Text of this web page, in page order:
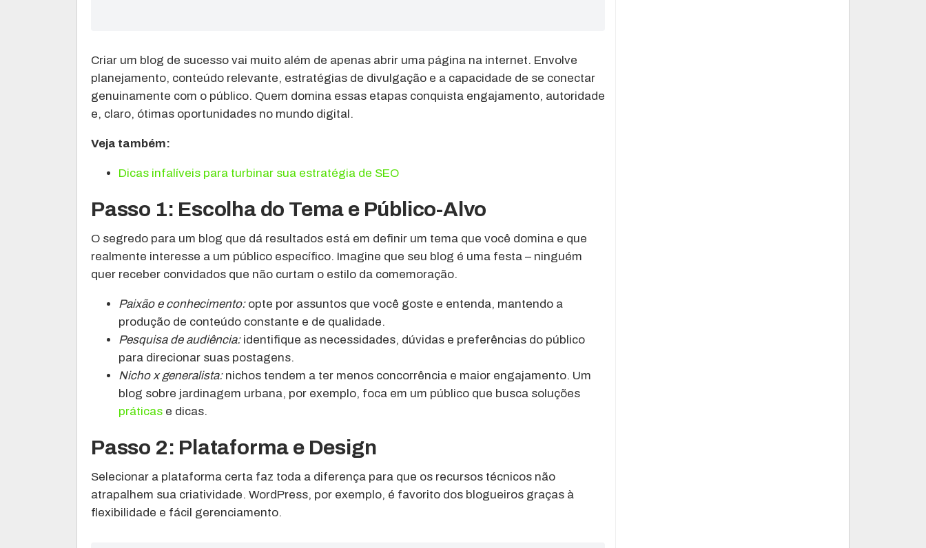
Criar um blog de sucesso vai muito além de apenas abrir uma página na internet. Envolve
planejamento, conteúdo relevante, estratégias de divulgação e a capacidade de se conectar
genuinamente com o público. Quem domina essas etapas conquista engajamento, autoridade
e, claro, ótimas oportunidades no mundo digital.
Veja também:
Dicas infalíveis para turbinar sua estratégia de SEO
Passo 1: Escolha do Tema e Público-Alvo
O segredo para um blog que dá resultados está em definir um tema que você domina e que
realmente interesse a um público específico. Imagine que seu blog é uma festa – ninguém
quer receber convidados que não curtam o estilo da comemoração.
Paixão e conhecimento:opte por assuntos que você goste e entenda, mantendo a
produção de conteúdo constante e de qualidade.
Pesquisa de audiência:identifique as necessidades, dúvidas e preferências do público
para direcionar suas postagens.
Nicho x generalista:nichos tendem a ter menos concorrência e maior engajamento. Um
blog sobre jardinagem urbana, por exemplo, foca em um público que busca soluções
práticas e dicas.
Passo 2: Plataforma e Design
Selecionar a plataforma certa faz toda a diferença para que os recursos técnicos não
atrapalhem sua criatividade. WordPress, por exemplo, é favorito dos blogueiros graças à
flexibilidade e fácil gerenciamento.